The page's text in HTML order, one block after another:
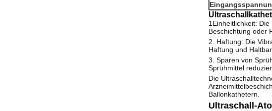
1Einheitlichkeit:
Beschichtung oder
2. Haftung: Die
Haftung und
3. Sparen von
Sprühmittel
Die
Ballonkathetern.
Ultraschall-